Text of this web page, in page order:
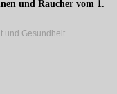
und Raucher vom 1.
und Gesundheit